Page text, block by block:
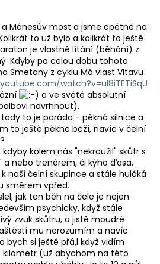
Mánesův most a jsme opětně na
to už bylo a kolikrát to ještě
je vlastně lítání (běhání) z
Kdyby po celou dobu tohoto
Smetany z cyklu Má vlast Vltavu
watch?v=uI8iTETiSqU
a ve světě absolutní
navrhnout).
to je paráda - pěkná silnice a
to ještě pěkně běží, navíc v čelní
kolem nás "nekroužil" skůtr s
nebo trenérem, či kýho ďasa,
naší čelní skupince a stále huláká
směrem vpřed.
jak ten běh na čele je nejen
psychicky, když stále
zvuk skůtru, a jistě moudré
mu nerozumím a navíc
bych si ještě přá,l když vidím
kilometr (už abychom na této